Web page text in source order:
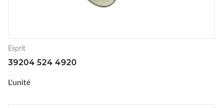
Esprit
39204 524 4920
L'unité